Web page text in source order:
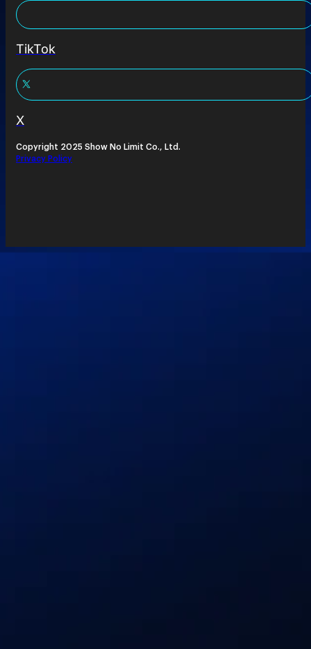
TikTok
X
Copyright 2025 Show No Limit Co., Ltd.
Privacy Policy